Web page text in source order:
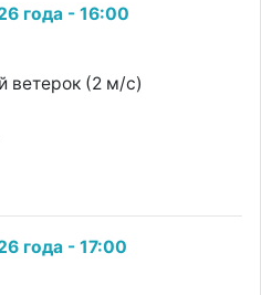
года - 16:00
ветерок (2 м/с)
года - 17:00